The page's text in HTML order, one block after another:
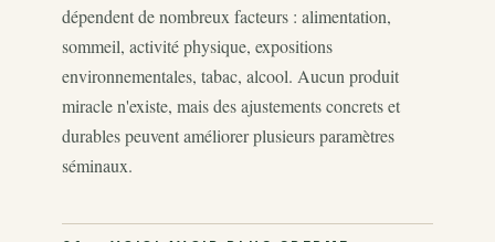
dépendent de nombreux facteurs : alimentation,
sommeil, activité physique, expositions
environnementales, tabac, alcool. Aucun produit
miracle n'existe, mais des ajustements concrets et
durables peuvent améliorer plusieurs paramètres
séminaux.